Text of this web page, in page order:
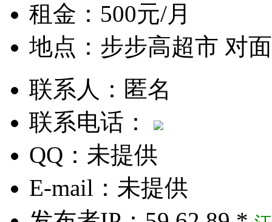
租金： 500元/月
地点： 步步高超市 对
联系人： 匿名
联系电话：
QQ： 未提供
E-mail： 未提供